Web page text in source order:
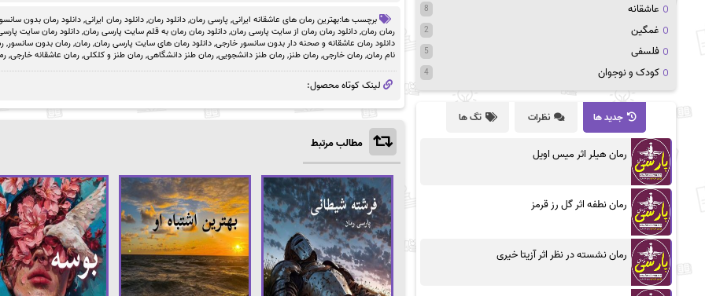
بود.
است.
برچسب ها:بهترین رمان های عاشقانه ایرانی, پارسی رمان,دانلود رمان,دانلود رمان ایرانی,دانلود رمان بدون
رمان رمان,دانلود رمان رمان از سایت پارسی رمان,دانلود رمان رمان به قلم سایت پارسی رمان,دانلود رمان سایت
دانلود رمان عاشقانه و صحنه دار بدون سانسور خارجی,دانلود رمان های سایت پارسی رمان,رمان,رمان بدون سانسور,
نام رمان,رمان خارجی,رمان طنز,رمان طنز دانشجویی,رمان طنز دانشگاهی,رمان طنز و کلکلی,رمان عاشقانه خارجی,
لینک کوتاه محصول:
مطالب مرتبط
عاشقانه 8
غمگین 2
فلسفی 5
کودک و نوجوان 4
جدید ها نظرات تگ ها
رمان هیلر اثر میس اویل
رمان نطفه اثر گل رز قرمز
رمان نشسته در نظر اثر آزیتا خیری